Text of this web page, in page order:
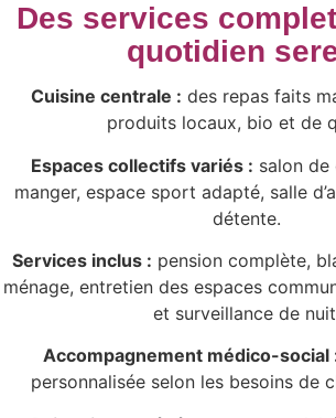
Des services
quotidien
Cuisine centrale : des repas faits
produits locaux, bio et de
Espaces collectifs variés : salon de
manger, espace sport adapté, salle
détente.
Services inclus : pension complète,
ménage, entretien des espaces
et surveillance de
Accompagnement médico-social
personnalisée selon les besoins de